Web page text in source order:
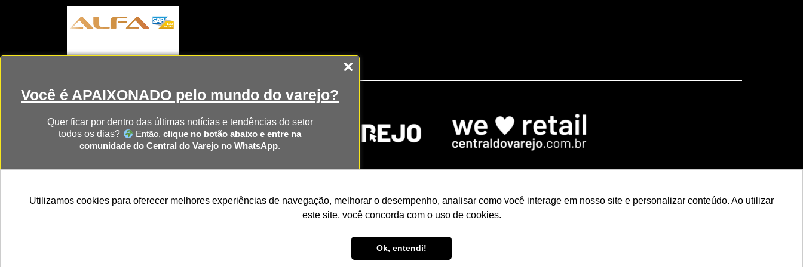
Você é APAIXONADO pelo mundo do varejo?
Quer ficar por dentro das últimas notícias e tendências do setor
todos os dias?
Então, clique no botão abaixo e entre na
comunidade do Central do Varejo no WhatsApp.
NOTÍCIAS DIRETO NO SEU WHATSAPP
Utilizamos cookies para oferecer melhores experiências de navegação, melhorar o desempenho, analisar como você interage em nosso site e personalizar conteúdo. Ao utilizar
este site, você concorda com o uso de cookies.
Ok, entendi!
Home NRF NRA Chicago NRF Paris Web Summit Lisboa Web Summit Rio Especial NRF2026
CNPJ: 51.110.853/0001-17